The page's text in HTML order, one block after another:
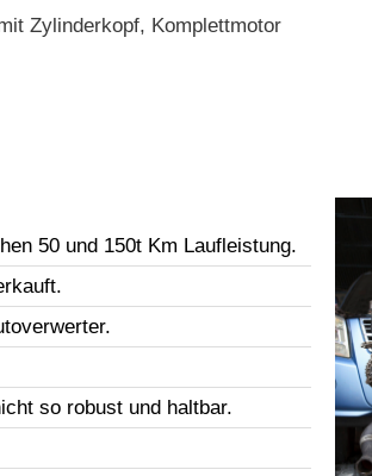
Zylinderkopf, Komplettmotor
50 und 150t Km Laufleistung.
so robust und haltbar.